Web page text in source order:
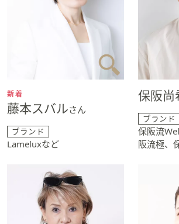
新着
藤本スバルさん
ブランド
Lameluxなど
保阪尚
ブランド
保阪流
阪流極、